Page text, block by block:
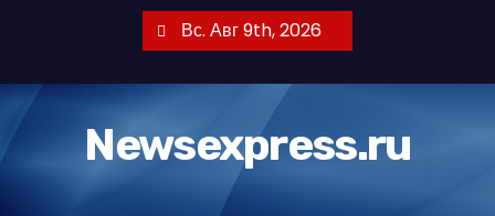
т
Вс. Авг 9th, 2026
Newsexpress.ru